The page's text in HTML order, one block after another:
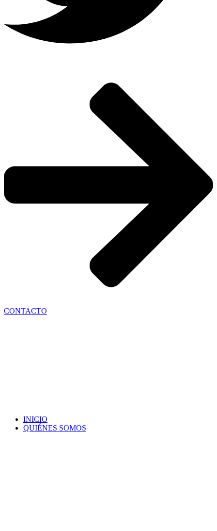
CONTACTO
INICIO
QUIÉNES SOMOS